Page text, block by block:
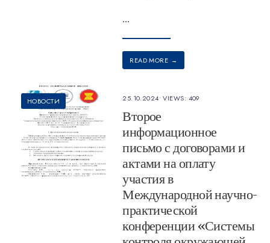
...
READ MORE →
НОВОСТИ 25.10.2024•VIEWS: 409
Второе
информационное
письмо с договорами и
актами на оплату
участия в
Международной научно-
практической
конференции «Системы